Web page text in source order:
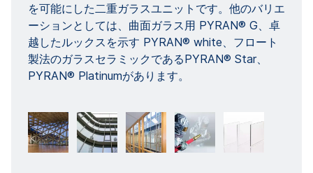
を可能にした二重ガラスユニットです。他のバリエ
ーションとしては、曲面ガラス用 PYRAN® G、卓
越したルックスを示す PYRAN® white、フロート
製法のガラスセラミックであるPYRAN® Star、
PYRAN® Platinumがあります。